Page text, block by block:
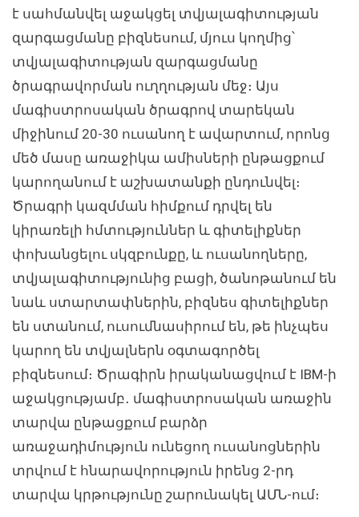
է սահմանվել աջակցել տվյալագիտության
զարգացմանը բիզնեսում, մյուս կողմից՝
տվյալագիտության զարգացմանը
ծրագրավորման ուղղության մեջ։ Այս
մագիստրոսական ծրագրով տարեկան
միջինում 20-30 ուսանող է ավարտում, որոնց
մեծ մասը առաջիկա ամիսների ընթացքում
կարողանում է աշխատանքի ընդունվել։
Ծրագրի կազմման հիմքում դրվել են
կիրառելի հմտություններ և գիտելիքներ
փոխանցելու սկզբունքը, և ուսանողները,
տվյալագիտությունից բացի, ծանոթանում են
նաև ստարտափներին, բիզնես գիտելիքներ
են ստանում, ուսումնասիրում են, թե ինչպես
կարող են տվյալներն օգտագործել
բիզնեսում։ Ծրագիրն իրականացվում է IBM-ի
աջակցությամբ․ մագիստրոսական առաջին
տարվա ընթացքում բարձր
առաջադիմություն ունեցող ուսանոցներին
տրվում է հնարավորություն իրենց 2-րդ
տարվա կրթությունը շարունակել ԱՄՆ-ում։